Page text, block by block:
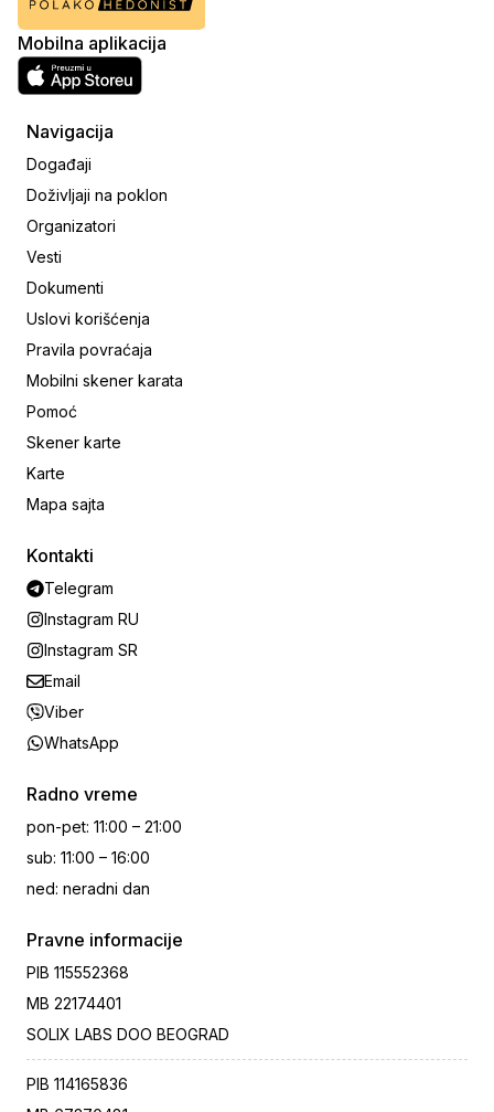
Mobilna aplikacija
Navigacija
Događaji
Doživljaji na poklon
Organizatori
Vesti
Dokumenti
Uslovi korišćenja
Pravila povraćaja
Mobilni skener karata
Pomoć
Skener karte
Karte
Mapa sajta
Kontakti
Telegram
Instagram RU
Instagram SR
Email
Viber
WhatsApp
Radno vreme
pon-pet: 11:00 – 21:00
sub: 11:00 – 16:00
ned: neradni dan
Pravne informacije
PIB 115552368
MB 22174401
SOLIX LABS DOO BEOGRAD
PIB 114165836